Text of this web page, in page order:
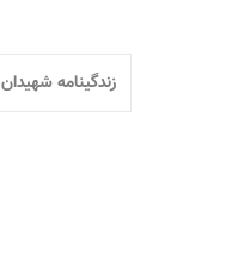
زندگینامه شهیدان